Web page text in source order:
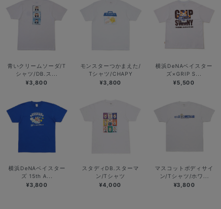
青いクリームソーダ/T
シャツ/DB.ス...
¥3,800
モンスターつかまえた/
Tシャツ/CHAPY
¥3,800
横浜DeNAベイスター
ズ×GRIP S...
¥5,500
横浜DeNAベイスター
ズ 15th A...
¥3,800
スタディDB.スターマ
ン/Tシャツ
¥4,000
マスコットボディサイ
ン/Tシャツ/ホワ...
¥3,800